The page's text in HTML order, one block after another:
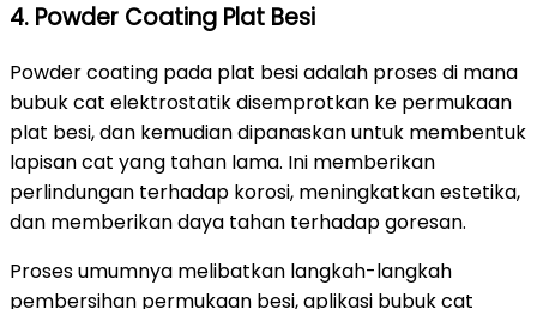
4. Powder Coating Plat Besi
Powder coating pada plat besi adalah proses di mana
bubuk cat elektrostatik disemprotkan ke permukaan
plat besi, dan kemudian dipanaskan untuk membentuk
lapisan cat yang tahan lama. Ini memberikan
perlindungan terhadap korosi, meningkatkan estetika,
dan memberikan daya tahan terhadap goresan.
Proses umumnya melibatkan langkah-langkah
pembersihan permukaan besi, aplikasi bubuk cat